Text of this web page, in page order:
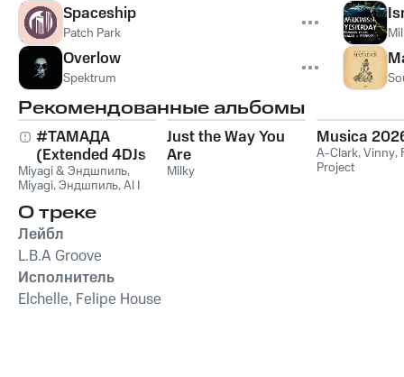
Spaceship
Patch Park
Overlow
Spektrum
Рекомендованные альбомы
#ТАМАДА
(Extended 4DJs
Pack)
Miyagi & Эндшпиль,
Miyagi,Эндшпиль,Al I
Just the Way You
Are
Milky
Musica
A-Clark,Vinny,
Project
О треке
Лейбл
L.B.A Groove
Исполнитель
Elchelle, Felipe House